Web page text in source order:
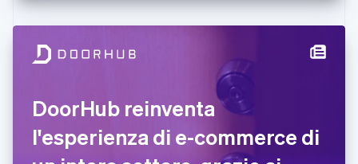
DoorHub reinventa
l'esperienza di e-commerce di
日本語 English
Gibilterra
English
English
Irlanda